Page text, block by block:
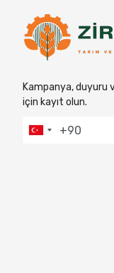
Kampanya, duyuru
için kayıt olun.